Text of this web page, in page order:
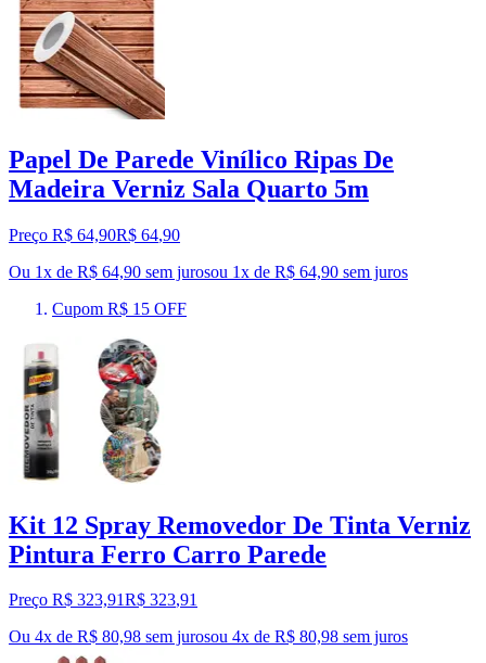
Papel De Parede Vinílico Ripas De
Madeira Verniz Sala Quarto 5m
Preço R$ 64,90R$ 64,90
Ou 1x de R$ 64,90 sem jurosou 1x de R$ 64,90 sem juros
Cupom R$ 15 OFF
Kit 12 Spray Removedor De Tinta Verniz
Pintura Ferro Carro Parede
Preço R$ 323,91R$ 323,91
Ou 4x de R$ 80,98 sem jurosou 4x de R$ 80,98 sem juros